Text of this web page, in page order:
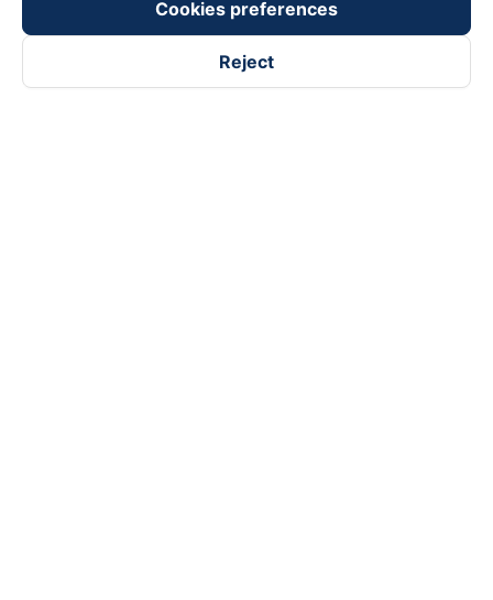
Become a Partner
Payment partners
Cookies preferences
Reject